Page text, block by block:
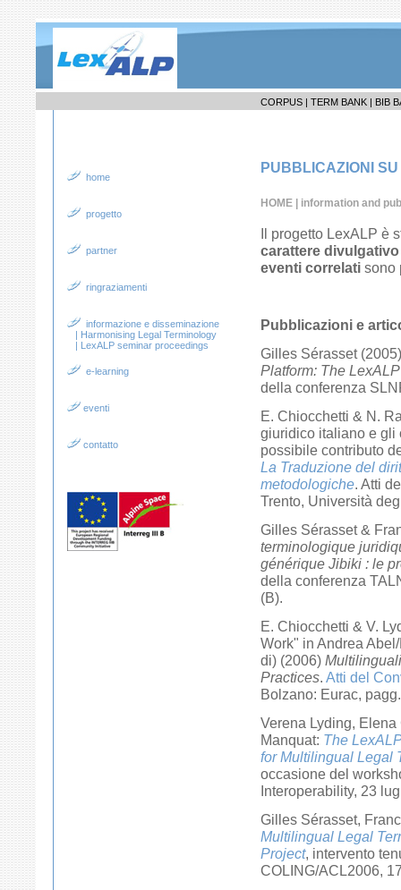
CORPUS | TERM BANK | BIB
home
progetto
partner
ringraziamenti
informazione e disseminazione
| Harmonising Legal Terminology
| LexALP seminar proceedings
e-learning
eventi
contatto
PUBBLICAZIONI
HOME information and
Il progetto LexALP è
carattere
eventi correlati sono
Pubblicazioni e
Gilles Sérasset
Platform: The
della conferenza
E. Chiocchetti & N.
giuridico italiano e gli
possibile contributo
La Traduzione del
metodologiche. Atti
Trento, Università
Gilles Sérasset &
terminologique
générique Jibiki : le
della conferenza
(B).
E. Chiocchetti & V.
Work" in Andrea
di) (2006)
Practices. Atti del
Bolzano: Eurac,
Verena Lyding,
Manquat: The
for Multilingual Legal
occasione del
Interoperability, 23
Gilles Sérasset,
Multilingual Legal
Project, intervento
COLING/ACL2006,